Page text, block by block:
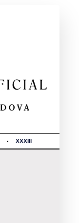
XXXIII